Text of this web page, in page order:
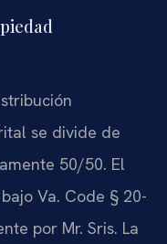
se divide de
50/50. El
Va. Code § 20-
por Mr. Sris. La